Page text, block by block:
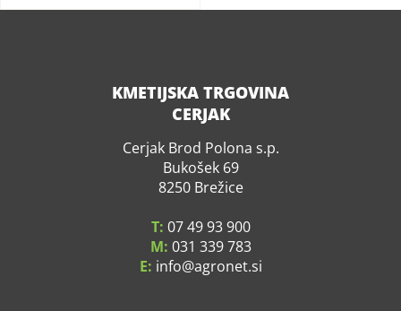
KMETIJSKA TRGOVINA
CERJAK
Cerjak Brod Polona s.p.
Bukošek 69
8250 Brežice
T: 07 49 93 900
M: 031 339 783
E: info agronet.si